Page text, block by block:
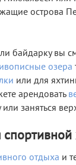
острова
байдарку вы
озера
или для
арендовать
заняться
отдыха и